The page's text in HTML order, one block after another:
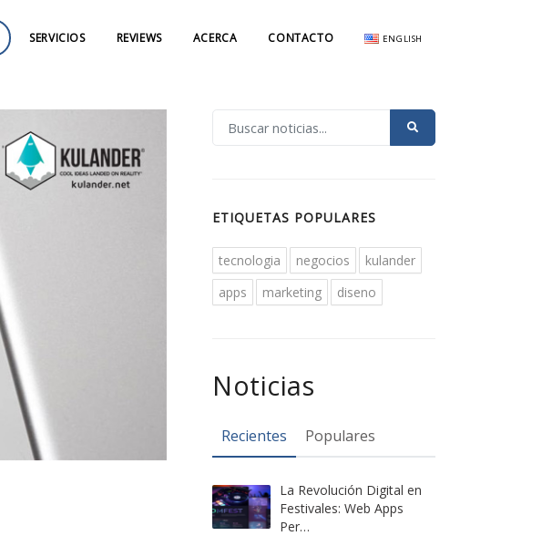
SERVICIOS REVIEWS ACERCA CONTACTO ENGLISH
ETIQUETAS POPULARES
tecnologia negocios
kulander
apps
marketing diseno
Noticias
Recientes Populares
La Revolución Digital en
Festivales: Web Apps
Per…